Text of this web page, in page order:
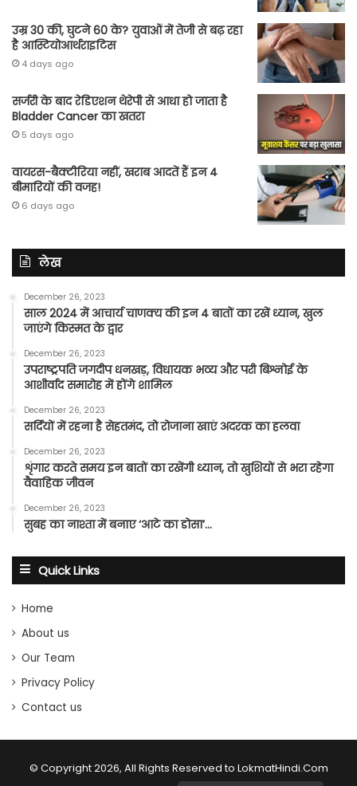
उम्र 30 की, घुटने 60 के? युवाओं में तेजी से बढ़ रहा
है आस्टियोआर्थराइटिस
4 days ago
सर्जरी के बाद रेडिएशन थेरेपी से आधा हो जाता है
Bladder Cancer का खतरा
5 days ago
वायरस-बैक्टीरिया नहीं, खराब आदतें हैं इन 4
बीमारियों की वजह!
6 days ago
लेख
December 26, 2023
साल 2024 में आचार्य चाणक्य की इन 4 बातों का रखें ध्यान, खुल
जाएंगे किस्मत के द्वार
December 26, 2023
उपराष्ट्रपति जगदीप धनखड़, विधायक भव्य और परी बिश्नोई के
आशीर्वाद समारोह में होंगे शामिल
December 26, 2023
सर्दियों में रहना है सेहतमंद, तो रोजाना खाएं अदरक का हलवा
December 26, 2023
शृंगार करते समय इन बातों का रखेंगी ध्यान, तो खुशियों से भरा रहेगा
वैवाहिक जीवन
December 26, 2023
सुबह का नाश्ता में बनाए ‘आटे का डोसा’…
Quick Links
Home
About us
Our Team
Privacy Policy
Contact us
© Copyright 2026, All Rights Reserved to LokmatHindi.Com